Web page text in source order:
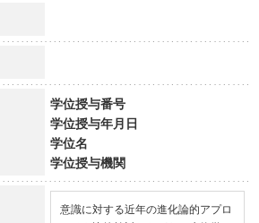
学位授与番号
学位授与年月日
学位名
学位授与機関
意識に対する近年の進化論的アプロ